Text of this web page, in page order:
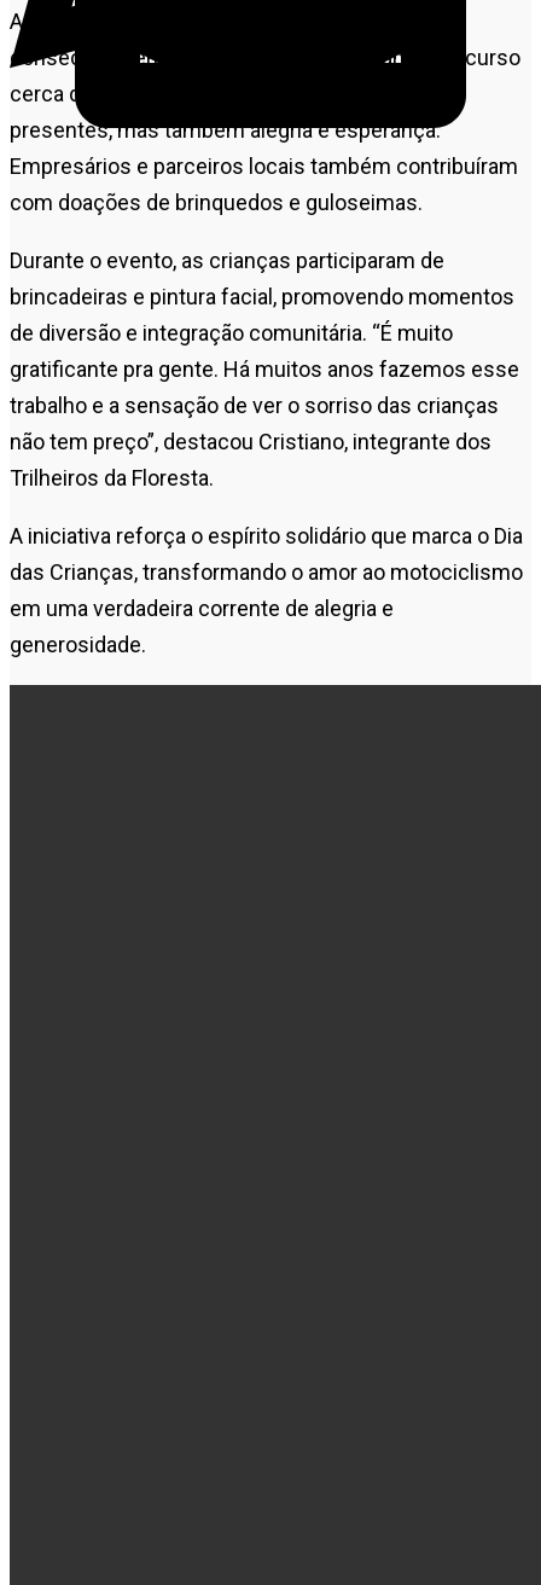
A ação já é uma tradição: este foi o 10º ano
consecutivo em que os trilheiros realizam o percurso
cerca de 72 quilômetros, levando não apenas
presentes, mas também alegria e esperança.
Empresários e parceiros locais também contribuíram
com doações de brinquedos e guloseimas.
Durante o evento, as crianças participaram de
brincadeiras e pintura facial, promovendo momentos
de diversão e integração comunitária. “É muito
gratificante pra gente. Há muitos anos fazemos esse
trabalho e a sensação de ver o sorriso das crianças
não tem preço”, destacou Cristiano, integrante dos
Trilheiros da Floresta.
A iniciativa reforça o espírito solidário que marca o Dia
das Crianças, transformando o amor ao motociclismo
em uma verdadeira corrente de alegria e
generosidade.